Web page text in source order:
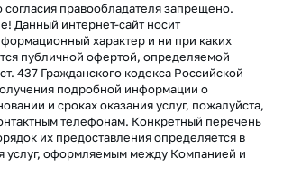
согласия правообладателя запрещено.
Данный интернет-сайт носит
характер и ни при каких
публичной офертой, определяемой
437 Гражданского кодекса Российской
подробной информации о
и сроках оказания услуг, пожалуйста,
телефонам. Конкретный перечень
их предоставления определяется в
услуг, оформляемым между Компанией и